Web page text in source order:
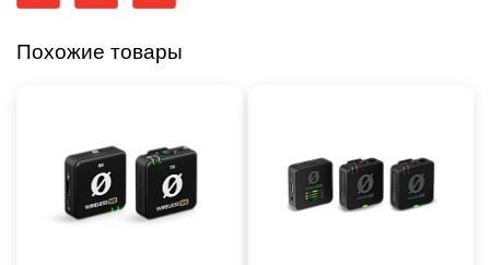
Похожие товары